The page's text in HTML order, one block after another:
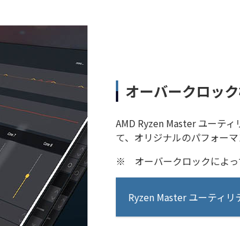
オーバークロッ
AMD Ryzen Master ユーテ
て、オリジナルのパフォー
※
オーバークロックによ
Ryzen Master ユーティリ